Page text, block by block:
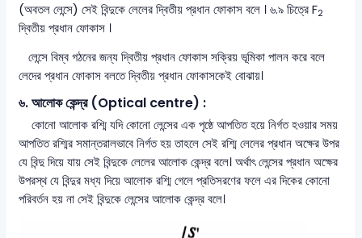
(অবতল লেন্সে) সেই বিন্দুকে লেলের দ্বিতীয় প্রধান ফোকাস বলে । ৬.৯ চিত্রে F2
দ্বিতীয় প্রধান ফোকাস ।
লেন্সে বিম্ব গঠনের জন্য দ্বিতীয় প্রধান ফোকাস সক্রিয় ভূমিকা পালন করে বলে
লেদের প্রধান ফোকাস বলতে দ্বিতীয় প্রধান ফোকাসকেই বোঝায়।
৬. আলোক কেন্দ্র (Optical centre) :
কোনো আলোক রশ্মি যদি কোনো লেন্সের এক পৃষ্ঠে আপতিত হয়ে নির্গত হওয়ার সময়
আপতিত রশ্মির সমান্তরালভাবে নির্গত হয় তাহলে সেই রশ্মি লেলের প্রধান অক্ষের উপর
যে বিন্দু দিয়ে যায় সেই বিন্দুকে লেলের আলোক কেন্দ্র বলে। অর্থাৎ লেন্সের প্রধান অক্ষের
উপরস্থ যে বিন্দুর মধ্য দিয়ে আলোক রশ্মি গেলে প্রতিসরণের ফলে এর দিকের কোনো
পরিবর্তন হয় না সেই বিন্দুকে লেন্সের আলোক কেন্দ্র বলে।